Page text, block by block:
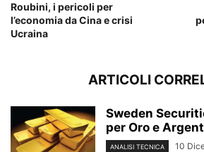
Roubini, i pericoli per
l’economia da Cina e crisi
Ucraina
ARTICOLI
Sweden
per Oro e
ANALISI TECNICA 10